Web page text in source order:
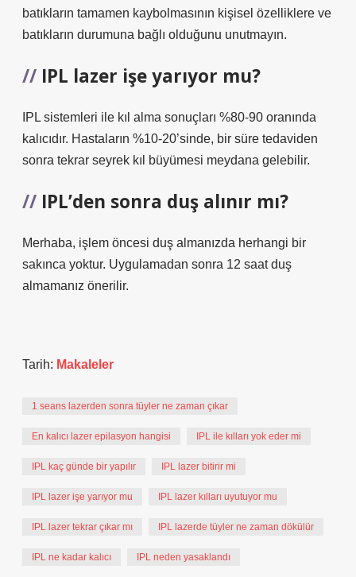
batıkların tamamen kaybolmasının kişisel özelliklere ve
batıkların durumuna bağlı olduğunu unutmayın.
IPL lazer işe yarıyor mu?
IPL sistemleri ile kıl alma sonuçları %80-90 oranında
kalıcıdır. Hastaların %10-20’sinde, bir süre tedaviden
sonra tekrar seyrek kıl büyümesi meydana gelebilir.
IPL’den sonra duş alınır mı?
Merhaba, işlem öncesi duş almanızda herhangi bir
sakınca yoktur. Uygulamadan sonra 12 saat duş
almamanız önerilir.
Tarih: Makaleler
1 seans lazerden sonra tüyler ne zaman çıkar
En kalıcı lazer epilasyon hangisi IPL ile kılları yok eder mi
IPL kaç günde bir yapılır IPL lazer bitirir mi
IPL lazer işe yarıyor mu IPL lazer kılları uyutuyor mu
IPL lazer tekrar çıkar mı IPL lazerde tüyler ne zaman dökülür
IPL ne kadar kalıcı IPL neden yasaklandı